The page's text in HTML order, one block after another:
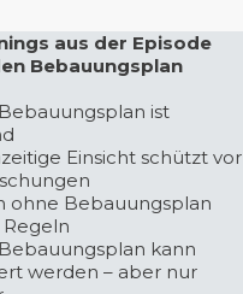
aus der Episode
Bebauungsplan
ist
Einsicht schützt vor
ohne Bebauungsplan
kann
werden – aber nur